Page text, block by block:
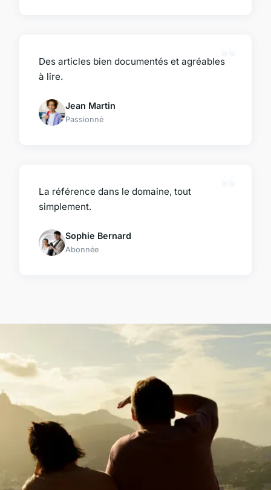
Des articles bien documentés et agréables
à lire.
Jean Martin
Passionné
La référence dans le domaine, tout
simplement.
Sophie Bernard
Abonnée